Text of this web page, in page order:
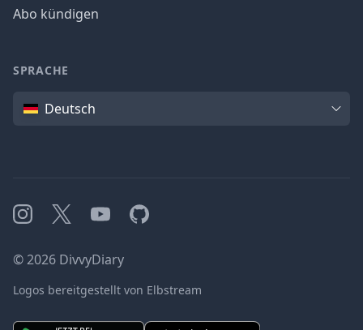
Abo kündigen
SPRACHE
SpracheDeutsch
Instagram
X YouTubeGitHub
©2026 DivvyDiary
Logos bereitgestellt von Elbstream